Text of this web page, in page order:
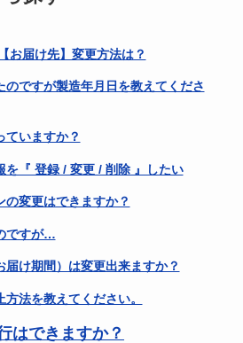
お届け先】変更方法は？
のですが製造年月日を教えてくださ
ていますか？
を『 登録 / 変更 / 削除 』したい
変更はできますか？
ですが…
け期間）は変更出来ますか？
法を教えてください。
はできますか？